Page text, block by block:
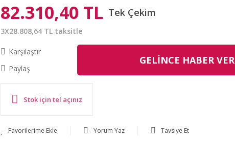
82.310,40 TL Tek Çekim
3X28.808,64 TL taksitle
Karşılaştır
Paylaş
GELİNCE HABER VER
Stok için tel açınız
Yorum Yaz Tavsiye Et